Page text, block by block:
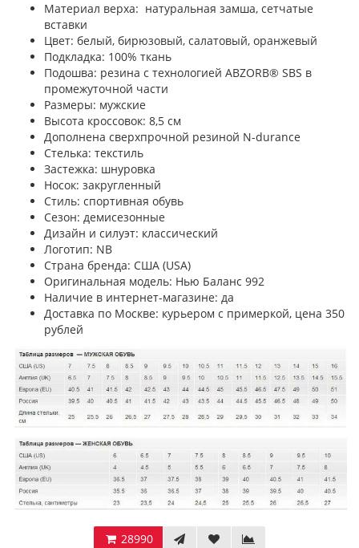
Материал верха: натуральная замша, сетчатые
вставки
Цвет: белый, бирюзовый, салатовый, оранжевый
Подкладка: 100% ткань
Подошва: резина с технологией ABZORB® SBS в
промежуточной части
Размеры: мужские
Высота кроссовок: 8,5 см
Дополнена сверхпрочной резиной N-durance
Стелька: текстиль
Застежка: шнуровка
Носок: закругленный
Стиль: спортивная обувь
Сезон: демисезонные
Дизайн и силуэт: классический
Логотип: NB
Страна бренда: США (USA)
Оригинальная модель: Нью Баланс 992
Наличие в интернет-магазине: да
Доставка по Москве: курьером с примеркой, цена 350
рублей
28990